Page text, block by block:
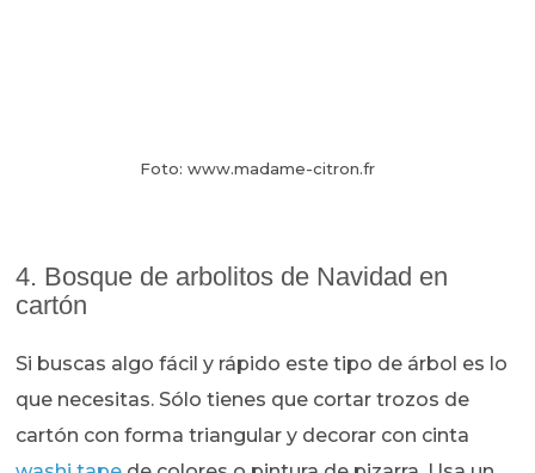
Foto: www.madame-citron.fr
4. Bosque de arbolitos de Navidad en
cartón
Si buscas algo fácil y rápido este tipo de árbol es lo
que necesitas. Sólo tienes que cortar trozos de
cartón con forma triangular y decorar con cinta